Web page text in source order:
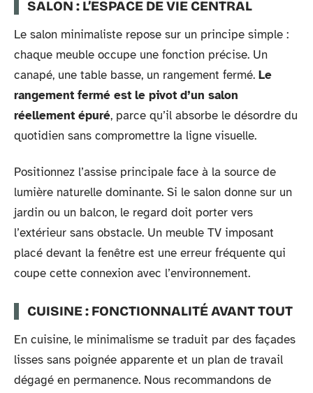
SALON : L’ESPACE DE VIE CENTRAL
Le salon minimaliste repose sur un principe simple :
chaque meuble occupe une fonction précise. Un
canapé, une table basse, un rangement fermé. Le
rangement fermé est le pivot d’un salon
réellement épuré, parce qu’il absorbe le désordre du
quotidien sans compromettre la ligne visuelle.
Positionnez l’assise principale face à la source de
lumière naturelle dominante. Si le salon donne sur un
jardin ou un balcon, le regard doit porter vers
l’extérieur sans obstacle. Un meuble TV imposant
placé devant la fenêtre est une erreur fréquente qui
coupe cette connexion avec l’environnement.
CUISINE : FONCTIONNALITÉ AVANT TOUT
En cuisine, le minimalisme se traduit par des façades
lisses sans poignée apparente et un plan de travail
dégagé en permanence. Nous recommandons de